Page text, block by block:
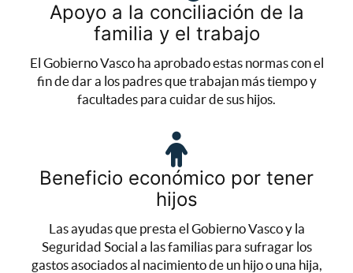
Apoyo a la conciliación de la
familia y el trabajo
El Gobierno Vasco ha aprobado estas normas con el
fin de dar a los padres que trabajan más tiempo y
facultades para cuidar de sus hijos.
Beneficio económico por tener
hijos
Las ayudas que presta el Gobierno Vasco y la
Seguridad Social a las familias para sufragar los
gastos asociados al nacimiento de un hijo o una hija,